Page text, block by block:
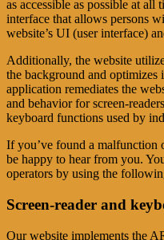
as accessible as possible at
interface that allows persons
website’s UI (user interface)
Additionally, the website
the background and
application remediates the
and behavior for screen-
keyboard functions used by
If you’ve found a malfunction
be happy to hear from you.
operators by using the
Screen-reader and
Our website implements the